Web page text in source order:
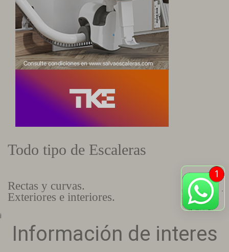
Todo tipo de Escaleras
Rectas y curvas.
Exteriores e interiores.
¡
Información de interes